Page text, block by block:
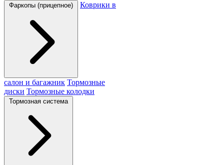
Фаркопы (прицепное) Коврики в
салон и багажник Тормозные
диски Тормозные колодки
Тормозная система